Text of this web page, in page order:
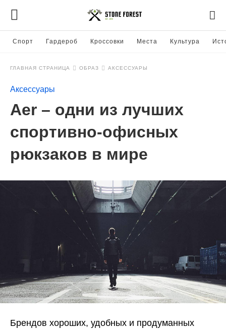
Спорт Гардероб Кроссовки Места Культура
ГЛАВНАЯ СТРАНИЦА ОБРАЗ АКСЕССУАРЫ
Аксессуары
Aer – одни из лучших
спортивно-офисных
рюкзаков в мире
Брендов хороших, удобных и продуманных